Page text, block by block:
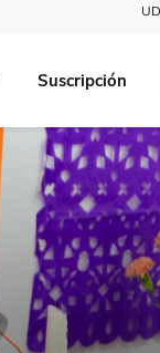
Suscripción